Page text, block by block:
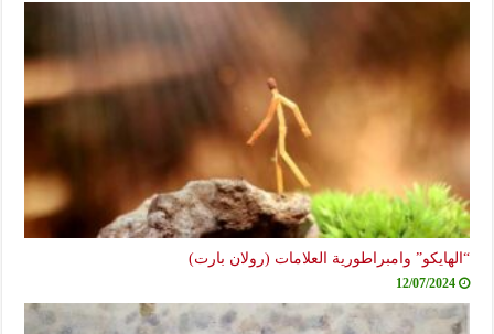
“الهايكو” وامبراطورية العلامات (رولان بارت)
12/07/2024